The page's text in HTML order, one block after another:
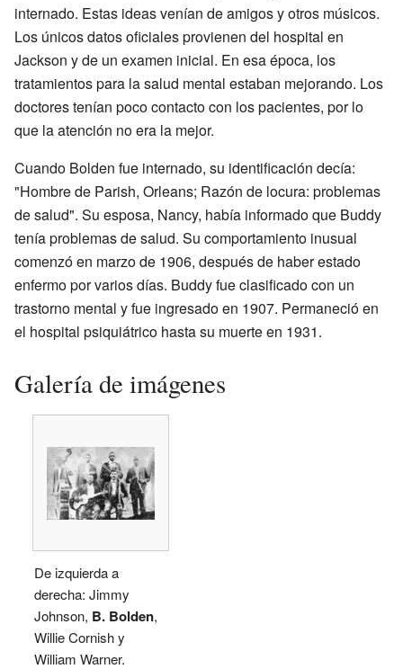
internado. Estas ideas venían de amigos y otros músicos.
Los únicos datos oficiales provienen del hospital en
Jackson y de un examen inicial. En esa época, los
tratamientos para la salud mental estaban mejorando. Los
doctores tenían poco contacto con los pacientes, por lo
que la atención no era la mejor.
Cuando Bolden fue internado, su identificación decía:
"Hombre de Parish, Orleans; Razón de locura: problemas
de salud". Su esposa, Nancy, había informado que Buddy
tenía problemas de salud. Su comportamiento inusual
comenzó en marzo de 1906, después de haber estado
enfermo por varios días. Buddy fue clasificado con un
trastorno mental y fue ingresado en 1907. Permaneció en
el hospital psiquiátrico hasta su muerte en 1931.
Galería de imágenes
De izquierda a
derecha: Jimmy
Johnson, B. Bolden,
Willie Cornish y
William Warner.